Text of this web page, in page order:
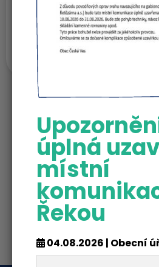
Roman Janas
Správce/průvodce
janas@cves.cz
739306506
úplná
místní
Řekou
04.08.2026 | Obecní